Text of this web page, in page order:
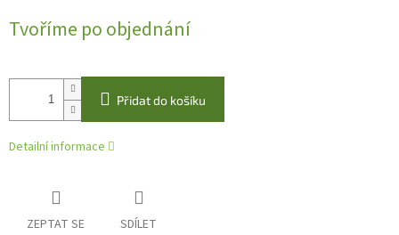
cena:
Tvoříme po objednání
Přidat do košíku
Detailní informace
ZEPTAT SE SDÍLET